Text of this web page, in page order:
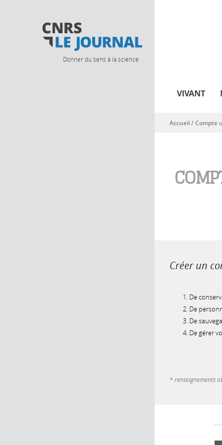
Donner du sens à la science
VIVANT
Vous êtes ici
Accueil/Compte
Créer un
De
De
De
De gérer
* renseignements